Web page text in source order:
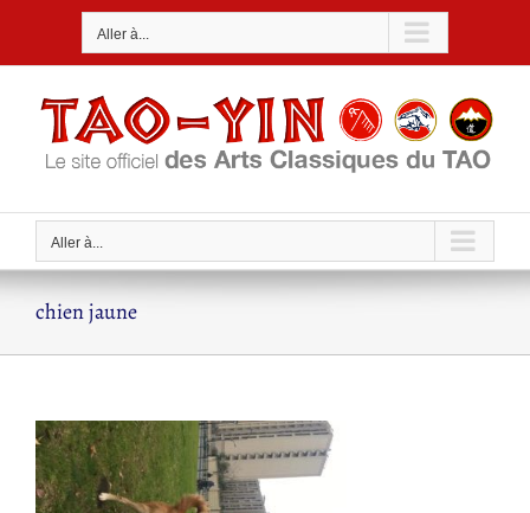
Aller à...
Aller à...
chien jaune